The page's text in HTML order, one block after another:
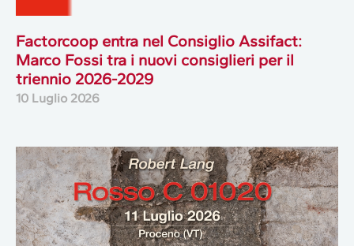
Factorcoop entra nel Consiglio Assifact:
Marco Fossi tra i nuovi consiglieri per il
triennio 2026-2029
10 Luglio 2026